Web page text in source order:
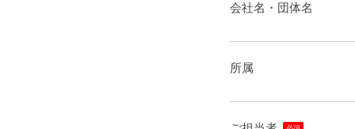
会社名・団体名
所属